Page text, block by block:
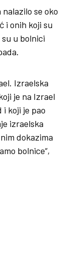
se oko
i onih koji su
u bolnici
Izraelska
je na Izrael
i koji je pao
izraelska
dokazima
bolnice“,